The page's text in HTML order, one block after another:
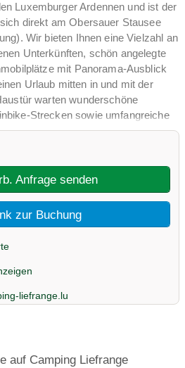
Luxemburger Ardennen und ist der
direkt am Obersauer Stausee
Wir bieten Ihnen eine Vielzahl an
Unterkünften, schön angelegte
mit Panorama-Ausblick
Urlaub mitten in und mit der
warten wunderschöne
Strecken sowie umfangreiche
dem Obersauer Stausee – der
Ruhesuchende und
mobil unter: 0035 2661 26 88 94
Anfrage senden
zur Buchung
liefrange.lu
auf Camping Liefrange